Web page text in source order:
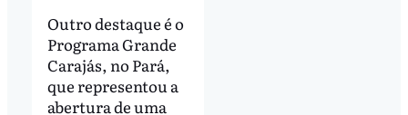
Outro destaque é o
Programa Grande
Carajás, no Pará,
que representou a
abertura de uma